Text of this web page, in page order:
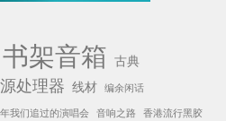
书架音箱 古典
处理器 线材 编余闲话
我们追过的演唱会 音响之路 香港流行黑胶